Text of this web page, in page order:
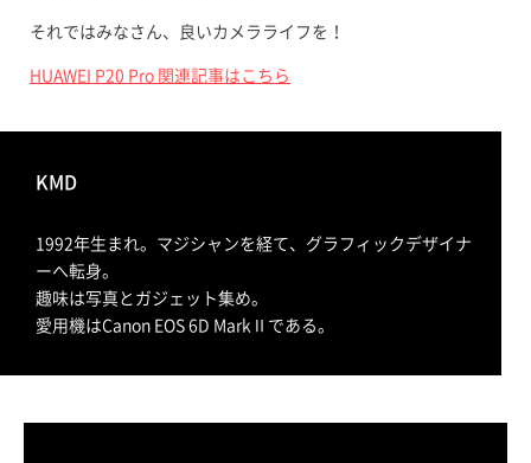
それではみなさん、良いカメラライフを！
HUAWEI P20 Pro 関連記事はこちら
KMD
1992年生まれ。マジシャンを経て、グラフィックデザイナ
ーへ転身。
趣味は写真とガジェット集め。
愛用機はCanon EOS 6D MarkⅡである。